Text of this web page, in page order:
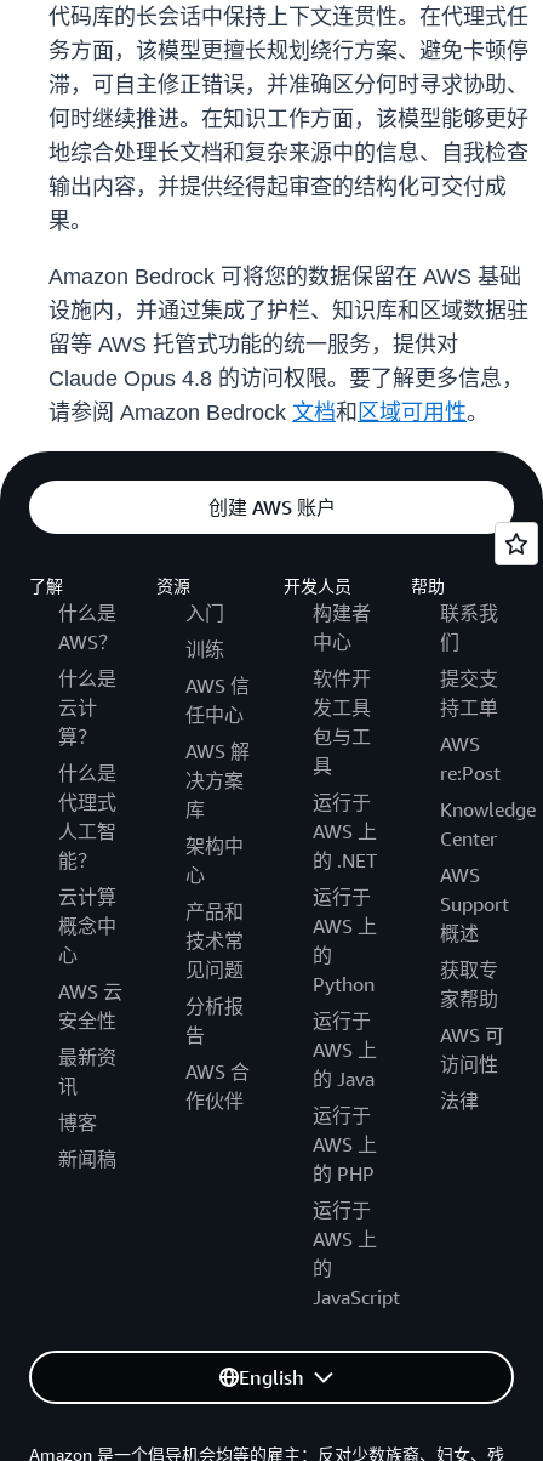
代码库的长会话中保持上下文连贯性。在代理式任
务方面，该模型更擅长规划绕行方案、避免卡顿停
滞，可自主修正错误，并准确区分何时寻求协助、
何时继续推进。在知识工作方面，该模型能够更好
地综合处理长文档和复杂来源中的信息、自我检查
输出内容，并提供经得起审查的结构化可交付成
果。
Amazon Bedrock 可将您的数据保留在 AWS 基础
设施内，并通过集成了护栏、知识库和区域数据驻
留等 AWS 托管式功能的统一服务，提供对
Claude Opus 4.8 的访问权限。要了解更多信息，
请参阅 Amazon Bedrock 文档和 区域可用性。
创建 AWS 账户
了解
什么是
AWS？
什么是
云计
算？
什么是
代理式
人工智
能？
云计算
概念中
心
AWS 云
安全性
最新资
讯
博客
新闻稿
资源
入门
训练
AWS 信
任中心
AWS 解
决方案
库
架构中
心
产品和
技术常
见问题
分析报
告
AWS 合
作伙伴
开发人员
构建者
中心
软件开
发工具
包与工
具
运行于
AWS 上
的 .NET
运行于
AWS 上
的
Python
运行于
AWS 上
的 Java
运行于
AWS 上
的 PHP
运行于
AWS 上
的
JavaScript
帮助
联系我
们
提交支
持工单
AWS
re:Post
Knowledge
Center
AWS
Support
概述
获取专
家帮助
AWS 可
访问性
法律
English
Amazon 是一个倡导机会均等的雇主：反对少数族裔、妇女、残